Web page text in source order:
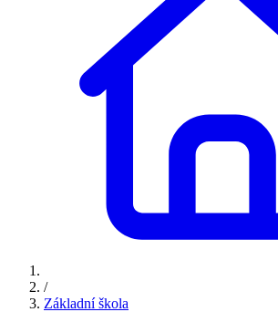
/
Základní škola